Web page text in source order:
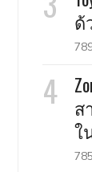
ด้
ส
ใ